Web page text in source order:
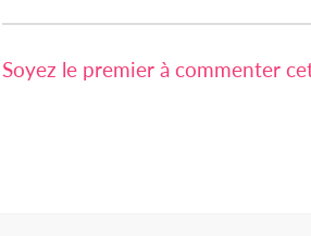
Soyez le premier à commenter